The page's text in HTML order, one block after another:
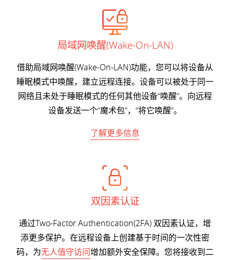
局域网唤醒(Wake-On-LAN)
借助局域网唤醒(Wake-On-LAN)功能，您可以将设备从
睡眠模式中唤醒，建立远程连接。设备可以被处于同一
网络且未处于睡眠模式的任何其他设备“唤醒”。向远程
设备发送一个“魔术包”，“将它唤醒”。
了解更多信息
双因素认证
通过Two-Factor Authentication(2FA) 双因素认证，增
添更多保护。在远程设备上创建基于时间的一次性密
码，为无人值守访问增加额外安全保障。您将接收到二